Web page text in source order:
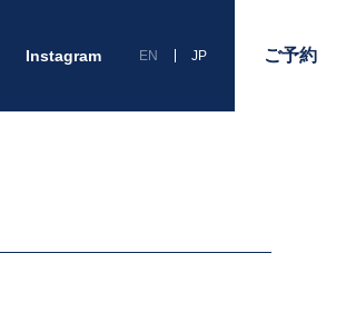
Instagram EN JP ご予約